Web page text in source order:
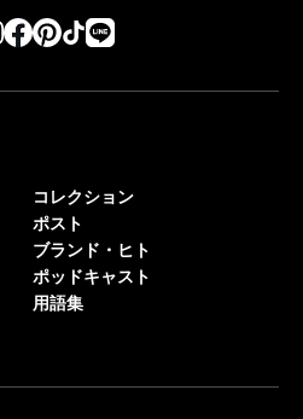
コレクション
ポスト
ブランド・ヒト
ポッドキャスト
用語集